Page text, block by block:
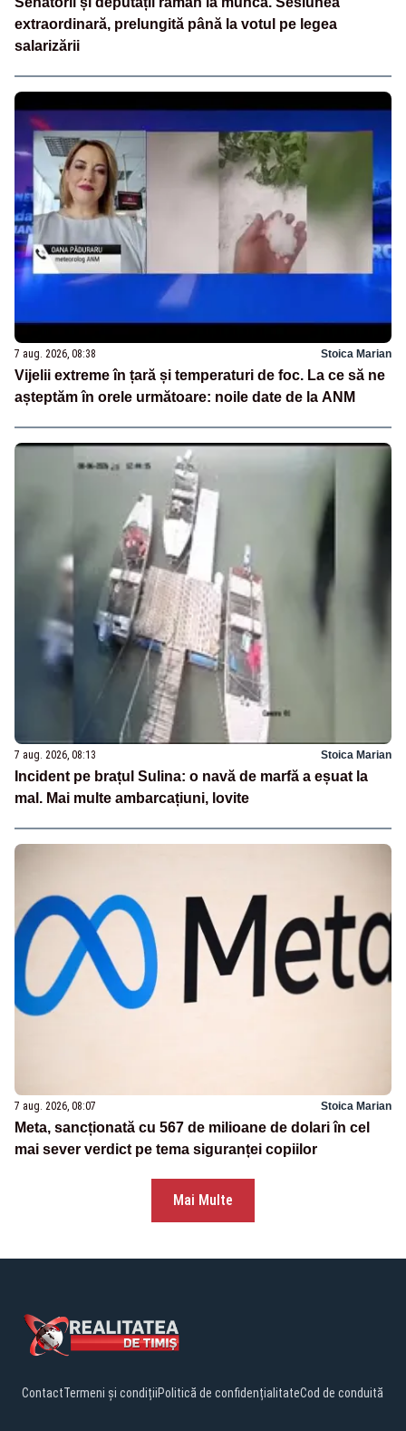
extraordinară, prelungită până la votul pe legea
salarizării
7 aug. 2026, 08:38 Stoica Marian
Vijelii extreme în țară și temperaturi de foc. La ce să ne
așteptăm în orele următoare: noile date de la ANM
7 aug. 2026, 08:13 Stoica Marian
Incident pe brațul Sulina: o navă de marfă a eșuat la
mal. Mai multe ambarcațiuni, lovite
7 aug. 2026, 08:07 Stoica Marian
Meta, sancționată cu 567 de milioane de dolari în cel
mai sever verdict pe tema siguranței copiilor
Mai Multe
ContactTermeni și condițiiPolitică de confidențialitateCod de conduită